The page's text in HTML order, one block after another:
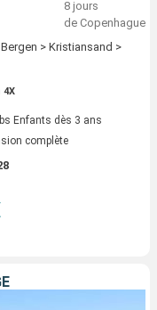
8 jours
de Copenhague
> Kristiansand >
4X
Enfants dès 3 ans
complète